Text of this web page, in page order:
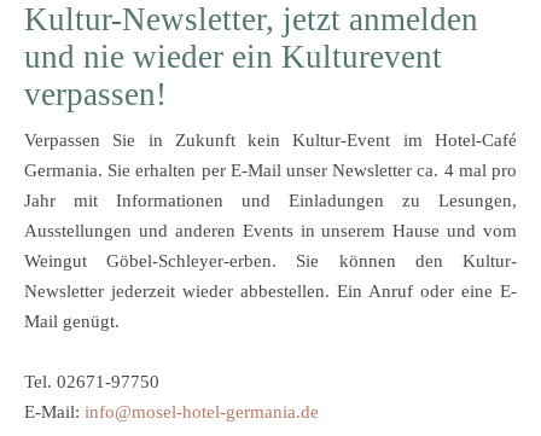
Kultur-Newsletter, jetzt anmelden
und nie wieder ein Kulturevent
verpassen!
Verpassen Sie in Zukunft kein Kultur-Event im Hotel-Café
Germania. Sie erhalten per E-Mail unser Newsletter ca. 4 mal pro
Jahr mit Informationen und Einladungen zu Lesungen,
Ausstellungen und anderen Events in unserem Hause und vom
Weingut Göbel-Schleyer-erben. Sie können den Kultur-
Newsletter jederzeit wieder abbestellen. Ein Anruf oder eine E-
Mail genügt.
Tel. 02671-97750
E-Mail: info@mosel-hotel-germania.de